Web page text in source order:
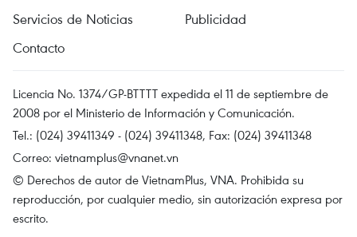
Servicios de Noticias
Publicidad
Contacto
Licencia No. 1374/GP-BTTTT expedida el 11 de septiembre de
2008 por el Ministerio de Información y Comunicación.
Tel.: (024) 39411349 - (024) 39411348, Fax: (024) 39411348
Correo: vietnamplus@vnanet.vn
© Derechos de autor de VietnamPlus, VNA. Prohibida su
reproducción, por cualquier medio, sin autorización expresa por
escrito.